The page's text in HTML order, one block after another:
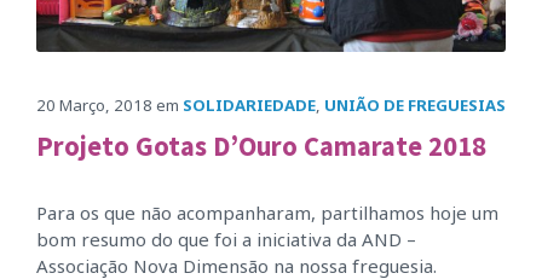
20 Março, 2018 em SOLIDARIEDADE, UNIÃO DE FREGUESIAS
Projeto Gotas D’Ouro Camarate 2018
Para os que não acompanharam, partilhamos hoje um
bom resumo do que foi a iniciativa da AND –
Associação Nova Dimensão na nossa freguesia.